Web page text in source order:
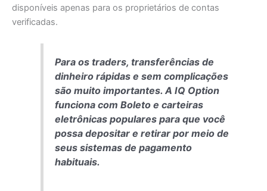
disponíveis apenas para os proprietários de contas
verificadas.
Para os traders, transferências de
dinheiro rápidas e sem complicações
são muito importantes. A IQ Option
funciona com Boleto e carteiras
eletrônicas populares para que você
possa depositar e retirar por meio de
seus sistemas de pagamento
habituais.